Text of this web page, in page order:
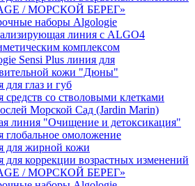
/ МОРСКОЙ БЕРЕГ»
наборы Algologie
линия с ALGO4
комплексом
Sensi Plus линия для
кожи "Дюны"
для глаз и губ
средств со стволовыми клетками
Морской Сад (Jardin Marin)
линия "Очищение и детоксикация"
глобальное омоложение
для жирной кожи
для коррекции возрастных изменений
/ МОРСКОЙ БЕРЕГ»